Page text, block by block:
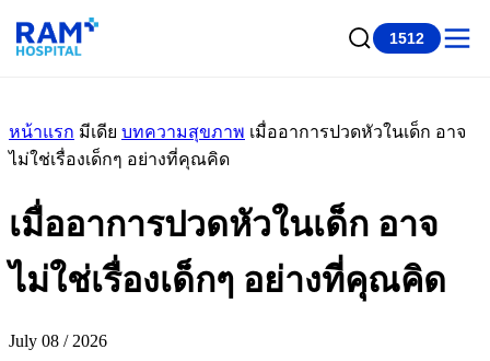
1512
หน้าแรก มีเดีย บทความสุขภาพ เมื่ออาการปวดหัวในเด็ก อาจ
ไม่ใช่เรื่องเด็กๆ อย่างที่คุณคิด
เมื่ออาการปวดหัวในเด็ก อาจ
ไม่ใช่เรื่องเด็กๆ อย่างที่คุณคิด
July 08 / 2026